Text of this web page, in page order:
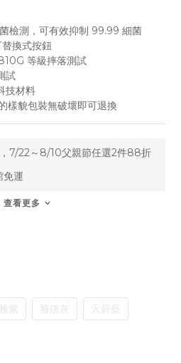
檢測，可有效抑制 99.99 細菌
換式按鈕
等級摔落測試
試
技材料
樣貌包裝無破壞即可退換
7/22～8/10父親節任選2件88折
免運
查看更多
紫 雅痞灰 天蔚藍